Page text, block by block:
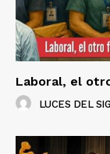
Laboral, el
LUCES DEL